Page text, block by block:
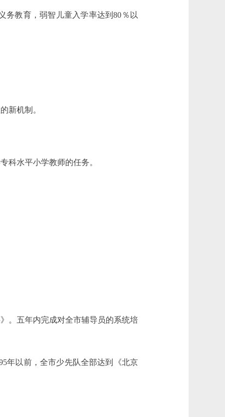
教育，弱智儿童入学率达到80％以
新机制。
水平小学教师的任务。
。五年内完成对全市辅导员的系统培
年以前，全市少先队全部达到《北京